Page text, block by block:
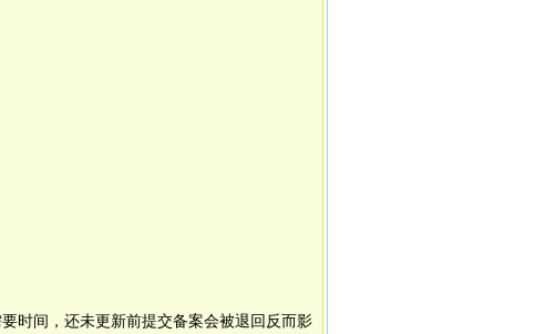
时间，还未更新前提交备案会被退回反而影